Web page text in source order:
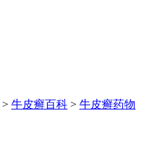
> 牛皮癣百科 > 牛皮癣药物